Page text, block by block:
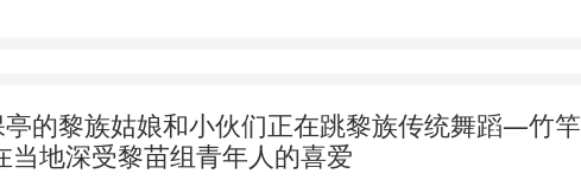
的黎族姑娘和小伙们正在跳黎族传统舞蹈—竹竿
当地深受黎苗组青年人的喜爱